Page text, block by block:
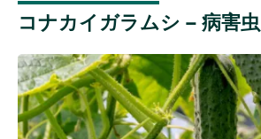
コナカイガラムシ – 病害虫